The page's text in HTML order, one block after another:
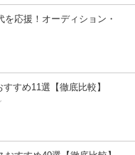
応援！オーディション・
すめ11選【徹底比較】